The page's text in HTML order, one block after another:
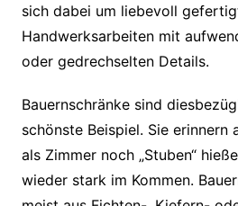
sich dabei um liebevoll
Handwerksarbeiten mit
oder gedrechselten Details.
Bauernschränke sind
schönste Beispiel. Sie erinnern
als Zimmer noch „Stuben“
wieder stark im Kommen.